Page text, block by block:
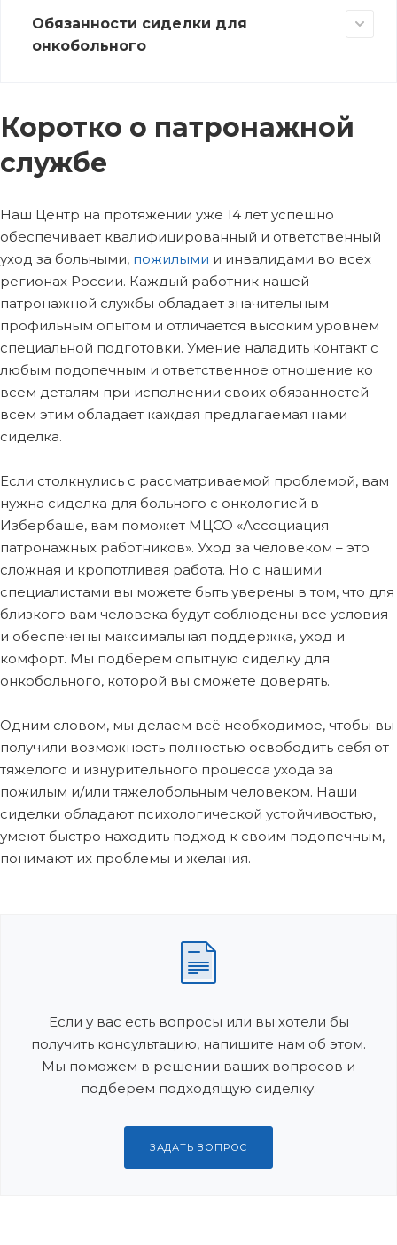
Обязанности сиделки для
онкобольного
Коротко о патронажной
службе
Наш Центр на протяжении уже 14 лет успешно
обеспечивает квалифицированный и ответственный
уход за больными, пожилыми и инвалидами во всех
регионах России. Каждый работник нашей
патронажной службы обладает значительным
профильным опытом и отличается высоким уровнем
специальной подготовки. Умение наладить контакт с
любым подопечным и ответственное отношение ко
всем деталям при исполнении своих обязанностей –
всем этим обладает каждая предлагаемая нами
сиделка.
Если столкнулись с рассматриваемой проблемой, вам
нужна сиделка для больного с онкологией в
Избербаше, вам поможет МЦСО «Ассоциация
патронажных работников». Уход за человеком – это
сложная и кропотливая работа. Но с нашими
специалистами вы можете быть уверены в том, что для
близкого вам человека будут соблюдены все условия
и обеспечены максимальная поддержка, уход и
комфорт. Мы подберем опытную сиделку для
онкобольного, которой вы сможете доверять.
Одним словом, мы делаем всё необходимое, чтобы вы
получили возможность полностью освободить себя от
тяжелого и изнурительного процесса ухода за
пожилым и/или тяжелобольным человеком. Наши
сиделки обладают психологической устойчивостью,
умеют быстро находить подход к своим подопечным,
понимают их проблемы и желания.
Если у вас есть вопросы или вы хотели бы
получить консультацию, напишите нам об этом.
Мы поможем в решении ваших вопросов и
подберем подходящую сиделку.
ЗАДАТЬ ВОПРОС